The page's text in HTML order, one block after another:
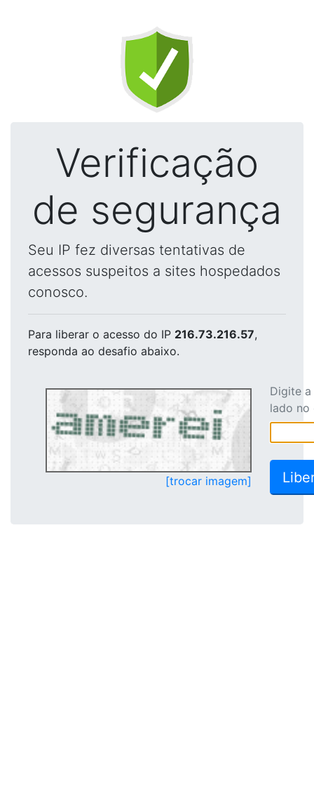
Verificação
de segurança
Seu IP fez diversas tentativas de
acessos suspeitos a sites hospedados
conosco.
Para liberar o acesso do IP 216.73.216.57,
responda ao desafio abaixo.
[trocar imagem]
Digite
lado no